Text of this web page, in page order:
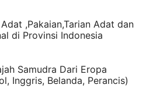
,Pakaian,Tarian Adat dan
di Provinsi Indonesia
Samudra Dari Eropa
Inggris, Belanda, Perancis)